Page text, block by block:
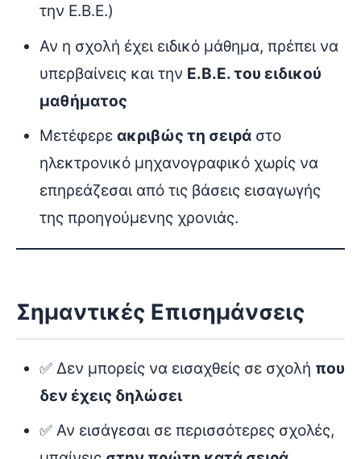
την Ε.Β.Ε.)
Αν η σχολή έχει ειδικό μάθημα, πρέπει να
υπερβαίνεις και την Ε.Β.Ε. του ειδικού
μαθήματος
Μετέφερε ακριβώς τη σειράστο
ηλεκτρονικό μηχανογραφικό χωρίς να
επηρεάζεσαι από τις βάσεις εισαγωγής
της προηγούμενης χρονιάς.
Σημαντικές Επισημάνσεις
✅ Δεν μπορείς να εισαχθείς σε σχολή που
δεν έχεις δηλώσει
✅ Αν εισάγεσαι σε περισσότερες σχολές,